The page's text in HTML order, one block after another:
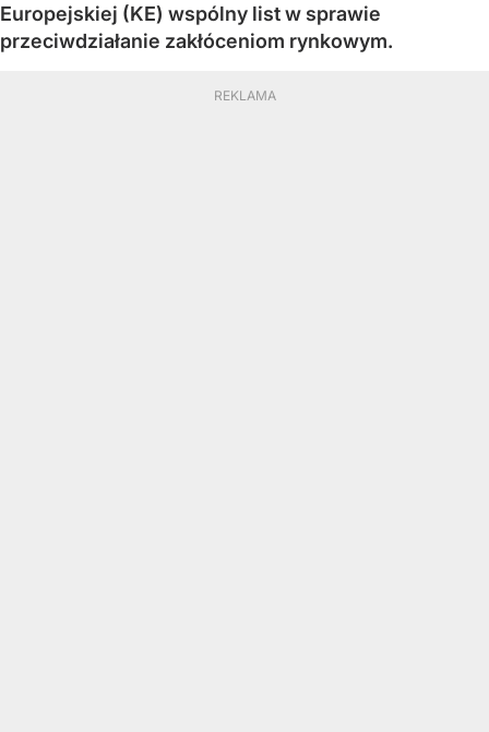
Europejskiej (KE) wspólny list w sprawie
przeciwdziałanie zakłóceniom rynkowym.